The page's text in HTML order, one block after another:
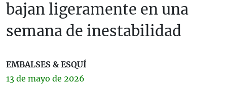
bajan ligeramente en una
semana de inestabilidad
EMBALSES & ESQUÍ
13 de mayo de 2026